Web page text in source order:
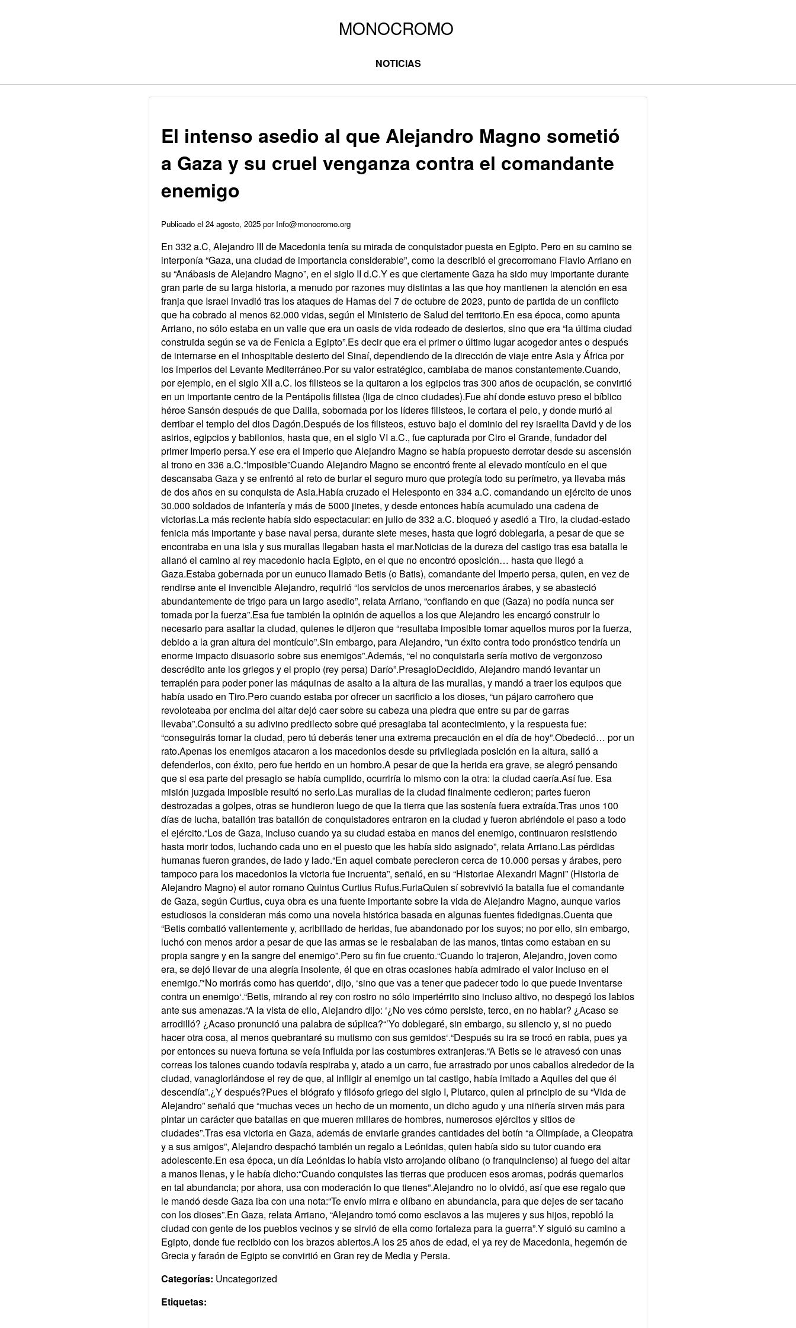
NOTICIAS
El intenso asedio al que Alejandro Magno sometió
a Gaza y su cruel venganza contra el comandante
enemigo
Publicado el 24 agosto, 2025 por Info@monocromo.org
En 332 a.C, Alejandro III de Macedonia tenía su mirada de conquistador puesta en Egipto. Pero en su camino se
interponía “Gaza, una ciudad de importancia considerable”, como la describió el grecorromano Flavio Arriano en
su “Anábasis de Alejandro Magno”, en el siglo II d.C.Y es que ciertamente Gaza ha sido muy importante durante
gran parte de su larga historia, a menudo por razones muy distintas a las que hoy mantienen la atención en esa
franja que Israel invadió tras los ataques de Hamas del 7 de octubre de 2023, punto de partida de un conflicto
que ha cobrado al menos 62.000 vidas, según el Ministerio de Salud del territorio.En esa época, como apunta
Arriano, no sólo estaba en un valle que era un oasis de vida rodeado de desiertos, sino que era “la última ciudad
construida según se va de Fenicia a Egipto”.Es decir que era el primer o último lugar acogedor antes o después
de internarse en el inhospitable desierto del Sinaí, dependiendo de la dirección de viaje entre Asia y África por
los imperios del Levante Mediterráneo.Por su valor estratégico, cambiaba de manos constantemente.Cuando,
por ejemplo, en el siglo XII a.C. los filisteos se la quitaron a los egipcios tras 300 años de ocupación, se convirtió
en un importante centro de la Pentápolis filistea (liga de cinco ciudades).Fue ahí donde estuvo preso el bíblico
héroe Sansón después de que Dalila, sobornada por los líderes filisteos, le cortara el pelo, y donde murió al
derribar el templo del dios Dagón.Después de los filisteos, estuvo bajo el dominio del rey israelita David y de los
asirios, egipcios y babilonios, hasta que, en el siglo VI a.C., fue capturada por Ciro el Grande, fundador del
primer Imperio persa.Y ese era el imperio que Alejandro Magno se había propuesto derrotar desde su ascensión
al trono en 336 a.C.“Imposible”Cuando Alejandro Magno se encontró frente al elevado montículo en el que
descansaba Gaza y se enfrentó al reto de burlar el seguro muro que protegía todo su perímetro, ya llevaba más
de dos años en su conquista de Asia.Había cruzado el Helesponto en 334 a.C. comandando un ejército de unos
30.000 soldados de infantería y más de 5000 jinetes, y desde entonces había acumulado una cadena de
victorias.La más reciente había sido espectacular: en julio de 332 a.C. bloqueó y asedió a Tiro, la ciudad-estado
fenicia más importante y base naval persa, durante siete meses, hasta que logró doblegarla, a pesar de que se
encontraba en una isla y sus murallas llegaban hasta el mar.Noticias de la dureza del castigo tras esa batalla le
allanó el camino al rey macedonio hacia Egipto, en el que no encontró oposición… hasta que llegó a
Gaza.Estaba gobernada por un eunuco llamado Betis (o Batis), comandante del Imperio persa, quien, en vez de
rendirse ante el invencible Alejandro, requirió “los servicios de unos mercenarios árabes, y se abasteció
abundantemente de trigo para un largo asedio”, relata Arriano, “confiando en que (Gaza) no podía nunca ser
tomada por la fuerza”.Esa fue también la opinión de aquellos a los que Alejandro les encargó construir lo
necesario para asaltar la ciudad, quienes le dijeron que “resultaba imposible tomar aquellos muros por la fuerza,
debido a la gran altura del montículo”.Sin embargo, para Alejandro, “un éxito contra todo pronóstico tendría un
enorme impacto disuasorio sobre sus enemigos”.Además, “el no conquistarla sería motivo de vergonzoso
descrédito ante los griegos y el propio (rey persa) Darío”.PresagioDecidido, Alejandro mandó levantar un
terraplén para poder poner las máquinas de asalto a la altura de las murallas, y mandó a traer los equipos que
había usado en Tiro.Pero cuando estaba por ofrecer un sacrificio a los dioses, “un pájaro carroñero que
revoloteaba por encima del altar dejó caer sobre su cabeza una piedra que entre su par de garras
llevaba”.Consultó a su adivino predilecto sobre qué presagiaba tal acontecimiento, y la respuesta fue:
“conseguirás tomar la ciudad, pero tú deberás tener una extrema precaución en el día de hoy”.Obedeció… por un
rato.Apenas los enemigos atacaron a los macedonios desde su privilegiada posición en la altura, salió a
defenderlos, con éxito, pero fue herido en un hombro.A pesar de que la herida era grave, se alegró pensando
que si esa parte del presagio se había cumplido, ocurriría lo mismo con la otra: la ciudad caería.Así fue. Esa
misión juzgada imposible resultó no serlo.Las murallas de la ciudad finalmente cedieron; partes fueron
destrozadas a golpes, otras se hundieron luego de que la tierra que las sostenía fuera extraída.Tras unos 100
días de lucha, batallón tras batallón de conquistadores entraron en la ciudad y fueron abriéndole el paso a todo
el ejército.“Los de Gaza, incluso cuando ya su ciudad estaba en manos del enemigo, continuaron resistiendo
hasta morir todos, luchando cada uno en el puesto que les había sido asignado”, relata Arriano.Las pérdidas
humanas fueron grandes, de lado y lado.“En aquel combate perecieron cerca de 10.000 persas y árabes, pero
tampoco para los macedonios la victoria fue incruenta”, señaló, en su “Historiae Alexandri Magni” (Historia de
Alejandro Magno) el autor romano Quintus Curtius Rufus.FuriaQuien sí sobrevivió la batalla fue el comandante
de Gaza, según Curtius, cuya obra es una fuente importante sobre la vida de Alejandro Magno, aunque varios
estudiosos la consideran más como una novela histórica basada en algunas fuentes fidedignas.Cuenta que
“Betis combatió valientemente y, acribillado de heridas, fue abandonado por los suyos; no por ello, sin embargo,
luchó con menos ardor a pesar de que las armas se le resbalaban de las manos, tintas como estaban en su
propia sangre y en la sangre del enemigo”.Pero su fin fue cruento.“Cuando lo trajeron, Alejandro, joven como
era, se dejó llevar de una alegría insolente, él que en otras ocasiones había admirado el valor incluso en el
enemigo.”‘No morirás como has querido‘, dijo, ‘sino que vas a tener que padecer todo lo que puede inventarse
contra un enemigo‘.“Betis, mirando al rey con rostro no sólo impertérrito sino incluso altivo, no despegó los labios
ante sus amenazas.“A la vista de ello, Alejandro dijo: ‘¿No ves cómo persiste, terco, en no hablar? ¿Acaso se
arrodilló? ¿Acaso pronunció una palabra de súplica?“’Yo doblegaré, sin embargo, su silencio y, si no puedo
hacer otra cosa, al menos quebrantaré su mutismo con sus gemidos‘.“Después su ira se trocó en rabia, pues ya
por entonces su nueva fortuna se veía influida por las costumbres extranjeras.“A Betis se le atravesó con unas
correas los talones cuando todavía respiraba y, atado a un carro, fue arrastrado por unos caballos alrededor de la
ciudad, vanagloriándose el rey de que, al infligir al enemigo un tal castigo, había imitado a Aquiles del que él
descendía”.¿Y después?Pues el biógrafo y filósofo griego del siglo I, Plutarco, quien al principio de su “Vida de
Alejandro” señaló que “muchas veces un hecho de un momento, un dicho agudo y una niñería sirven más para
pintar un carácter que batallas en que mueren millares de hombres, numerosos ejércitos y sitios de
ciudades”.Tras esa victoria en Gaza, además de enviarle grandes cantidades del botín “a Olimpíade, a Cleopatra
y a sus amigos”, Alejandro despachó también un regalo a Leónidas, quien había sido su tutor cuando era
adolescente.En esa época, un día Leónidas lo había visto arrojando olíbano (o franquincienso) al fuego del altar
a manos llenas, y le había dicho:“Cuando conquistes las tierras que producen esos aromas, podrás quemarlos
en tal abundancia; por ahora, usa con moderación lo que tienes”.Alejandro no lo olvidó, así que ese regalo que
le mandó desde Gaza iba con una nota:“Te envío mirra e olíbano en abundancia, para que dejes de ser tacaño
con los dioses”.En Gaza, relata Arriano, “Alejandro tomó como esclavos a las mujeres y sus hijos, repobló la
ciudad con gente de los pueblos vecinos y se sirvió de ella como fortaleza para la guerra”.Y siguió su camino a
Egipto, donde fue recibido con los brazos abiertos.A los 25 años de edad, el ya rey de Macedonia, hegemón de
Grecia y faraón de Egipto se convirtió en Gran rey de Media y Persia.
Categorías: Uncategorized
Etiquetas: